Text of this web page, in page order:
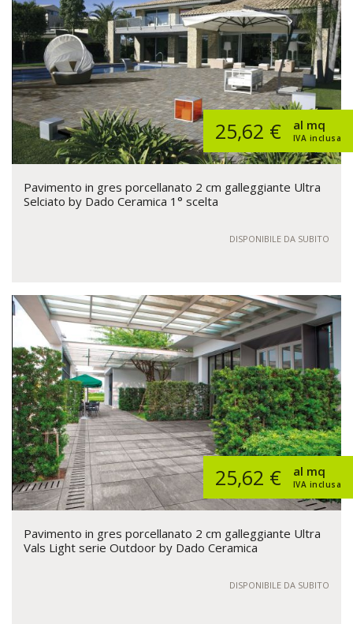
25,62 € IVA inclusa
al mq
Pavimento in gres porcellanato 2 cm galleggiante Ultra
Selciato by Dado Ceramica 1° scelta
DISPONIBILE DA SUBITO
25,62 € IVA inclusa
al mq
Pavimento in gres porcellanato 2 cm galleggiante Ultra
Vals Light serie Outdoor by Dado Ceramica
DISPONIBILE DA SUBITO